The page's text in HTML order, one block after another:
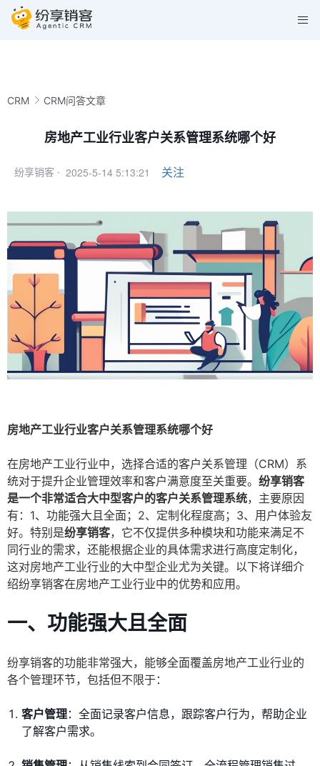
CRM CRM问答文章
房地产工业行业客户关系管理系统哪个好
纷享销客 · 2025-5-14 5:13:21 关注
房地产工业行业客户关系管理系统哪个好
在房地产工业行业中，选择合适的客户关系管理（CRM）系
统对于提升企业管理效率和客户满意度至关重要。 纷享销客
是一个非常适合大中型客户的客户关系管理系统，主要原因
有：1、功能强大且全面；2、定制化程度高；3、用户体验友
好。特别是纷享销客，它不仅提供多种模块和功能来满足不
同行业的需求，还能根据企业的具体需求进行高度定制化，
这对房地产工业行业的大中型企业尤为关键。以下将详细介
绍纷享销客在房地产工业行业中的优势和应用。
一、功能强大且全面
纷享销客的功能非常强大，能够全面覆盖房地产工业行业的
各个管理环节，包括但不限于：
客户管理：全面记录客户信息，跟踪客户行为，帮助企业
了解客户需求。